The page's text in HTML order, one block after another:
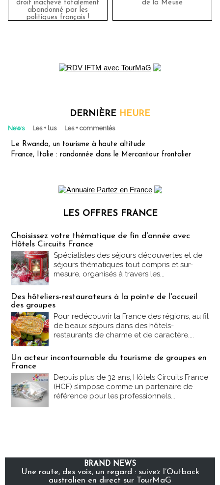
droit inachevé totalement
abandonné par les
politiques français !
de la Meuse
DERNIÈRE HEURE
News Les + lus Les + commentés
Le Rwanda, un tourisme à haute altitude
France, Italie : randonnée dans le Mercantour frontalier
LES OFFRES FRANCE
Choisissez votre thématique de fin d'année avec
Hôtels Circuits France
Spécialistes des séjours découvertes et de
séjours thématiques tout compris et sur-
mesure, organisés à travers les...
Des hôteliers-restaurateurs à la pointe de l'accueil
des groupes
Pour redécouvrir la France des régions, au fil
de beaux séjours dans des hôtels-
restaurants de charme et de caractère....
Un acteur incontournable du tourisme de groupes en
France
Depuis plus de 32 ans, Hôtels Circuits France
(HCF) s’impose comme un partenaire de
référence pour les professionnels...
BRAND NEWS
Une route, des voix, un regard : suivez l’Outback
australien en direct sur TourMaG